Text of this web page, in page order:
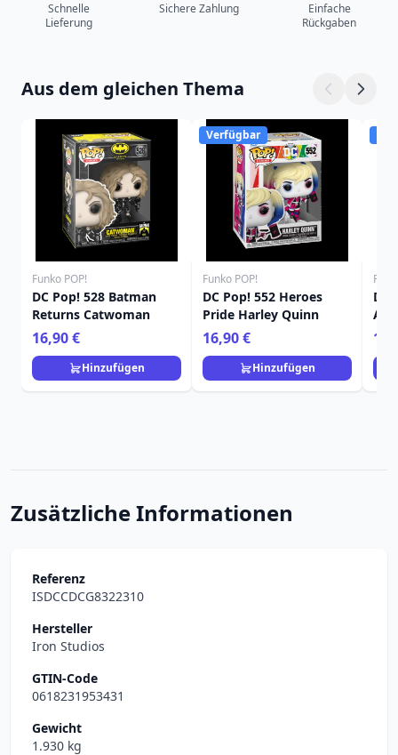
Schnelle
Lieferung
Sichere Zahlung
Einfache
Rückgaben
Aus dem gleichen Thema
Funko POP!
DC Pop! 528 Batman
Returns Catwoman
16,90 €
Hinzufügen
Verfügbar
Funko POP!
DC Pop! 552 Heroes
Pride Harley Quinn
16,90 €
Hinzufügen
DC
Zusätzliche Informationen
Referenz
ISDCCDCG8322310
Hersteller
Iron Studios
GTIN-Code
0618231953431
Gewicht
1.930 kg